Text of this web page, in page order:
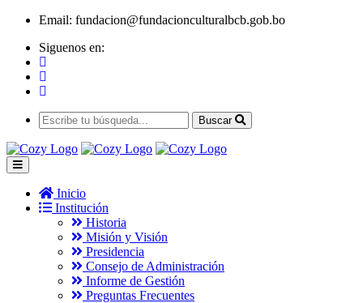
Email: fundacion@fundacionculturalbcb.gob.bo
Siguenos en:
Buscar
Inicio
Institución
Historia
Misión y Visión
Presidencia
Consejo de Administración
Informe de Gestión
Preguntas Frecuentes